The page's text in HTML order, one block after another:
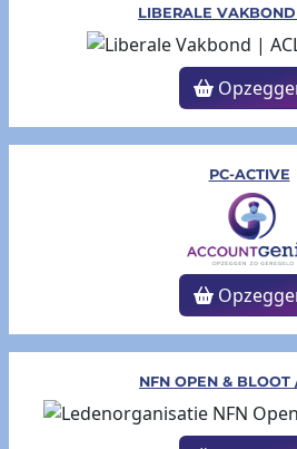
LIBERALE
PC-ACTIVE
NFN OPEN & BLOOT